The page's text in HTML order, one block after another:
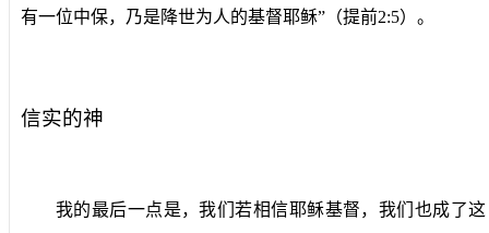
有一位中保，乃是降世为人的基督耶稣”（提前2:5）。
信实的神
我的最后一点是，我们若相信耶稣基督，我们也成了这